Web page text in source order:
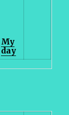
My
day